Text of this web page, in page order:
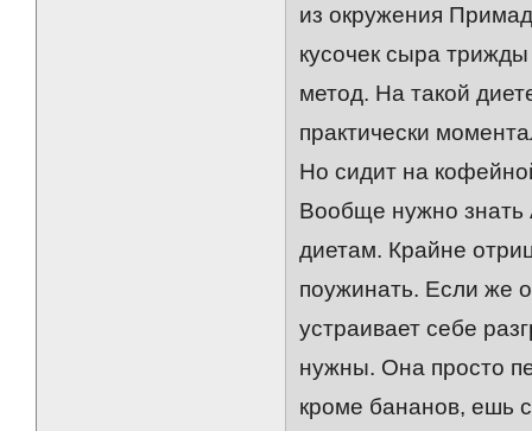
из окружения
кусочек сыра
метод. На такой
практически
Но сидит на
Вообще нужно знать
диетам. Крайне
поужинать. Если же
устраивает себе
нужны. Она просто
кроме бананов, ешь